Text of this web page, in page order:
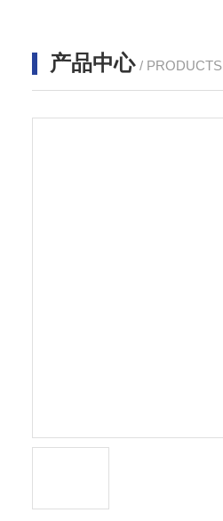
产品中心 / PRODUCTS